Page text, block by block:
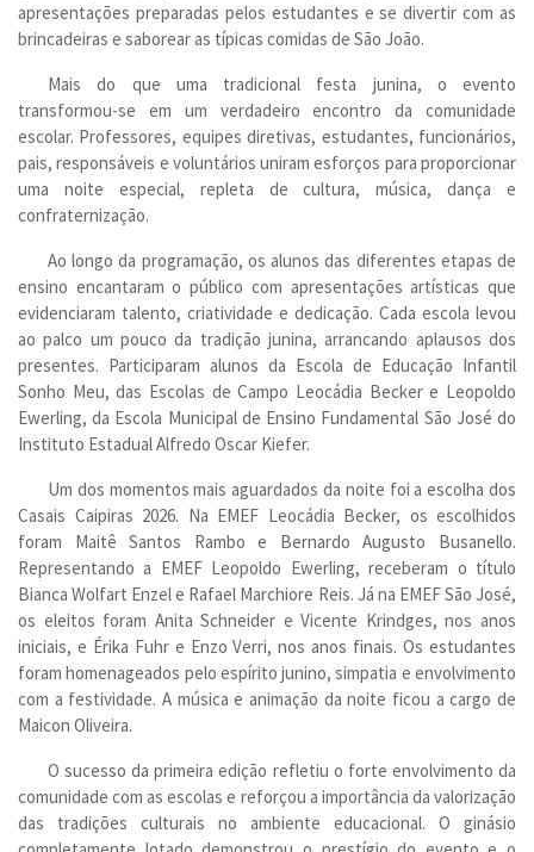
apresentações preparadas pelos estudantes e se divertir com as
brincadeiras e saborear as típicas comidas de São João.
Mais do que uma tradicional festa junina, o evento
transformou-se em um verdadeiro encontro da comunidade
escolar. Professores, equipes diretivas, estudantes, funcionários,
pais, responsáveis e voluntários uniram esforços para proporcionar
uma noite especial, repleta de cultura, música, dança e
confraternização.
Ao longo da programação, os alunos das diferentes etapas de
ensino encantaram o público com apresentações artísticas que
evidenciaram talento, criatividade e dedicação. Cada escola levou
ao palco um pouco da tradição junina, arrancando aplausos dos
presentes. Participaram alunos da Escola de Educação Infantil
Sonho Meu, das Escolas de Campo Leocádia Becker e Leopoldo
Ewerling, da Escola Municipal de Ensino Fundamental São José do
Instituto Estadual Alfredo Oscar Kiefer.
Um dos momentos mais aguardados da noite foi a escolha dos
Casais Caipiras 2026. Na EMEF Leocádia Becker, os escolhidos
foram Maitê Santos Rambo e Bernardo Augusto Busanello.
Representando a EMEF Leopoldo Ewerling, receberam o título
Bianca Wolfart Enzel e Rafael Marchiore Reis. Já na EMEF São José,
os eleitos foram Anita Schneider e Vicente Krindges, nos anos
iniciais, e Érika Fuhr e Enzo Verri, nos anos finais. Os estudantes
foram homenageados pelo espírito junino, simpatia e envolvimento
com a festividade. A música e animação da noite ficou a cargo de
Maicon Oliveira.
O sucesso da primeira edição refletiu o forte envolvimento da
comunidade com as escolas e reforçou a importância da valorização
das tradições culturais no ambiente educacional. O ginásio